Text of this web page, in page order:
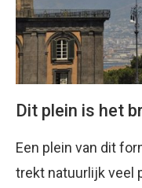
Dit plein is het
Een plein van dit
trekt natuurlijk veel